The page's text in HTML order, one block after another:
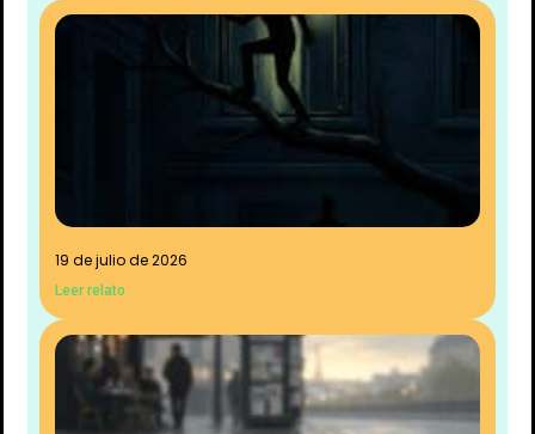
19 de julio de 2026
Leer relato